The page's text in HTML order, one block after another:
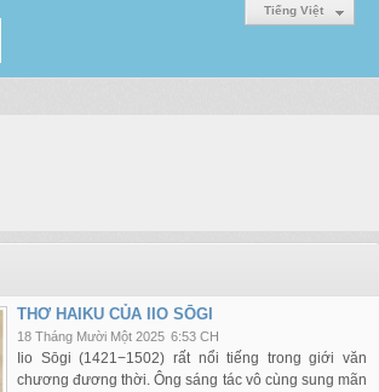
Tiếng Việt
THƠ HAIKU CỦA IIO SŌGI
18 Tháng Mười Một 2025 6:53 CH
Iio Sōgi (1421−1502) rất nổi tiếng trong giới văn
chương đương thời. Ông sáng tác vô cùng sung mãn